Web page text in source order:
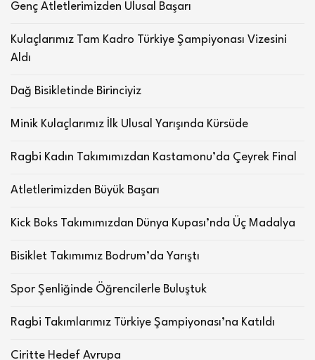
Genç Atletlerimizden Ulusal Başarı
Kulaçlarımız Tam Kadro Türkiye Şampiyonası Vizesini
Aldı
Dağ Bisikletinde Birinciyiz
Minik Kulaçlarımız İlk Ulusal Yarışında Kürsüde
Ragbi Kadın Takımımızdan Kastamonu’da Çeyrek Final
Atletlerimizden Büyük Başarı
Kick Boks Takımımızdan Dünya Kupası’nda Üç Madalya
Bisiklet Takımımız Bodrum’da Yarıştı
Spor Şenliğinde Öğrencilerle Buluştuk
Ragbi Takımlarımız Türkiye Şampiyonası’na Katıldı
Ciritte Hedef Avrupa